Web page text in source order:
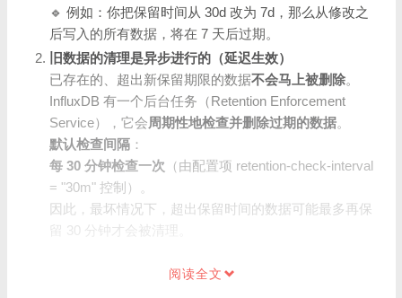
🔹 例如：你把保留时间从 30d 改为 7d，那么从修改之
后写入的所有数据，将在 7 天后过期。
旧数据的清理是异步进行的（延迟生效）
已存在的、超出新保留期限的数据不会马上被删除。
InfluxDB 有一个后台任务（Retention Enforcement
Service），它会周期性地检查并删除过期的数据。
默认检查间隔 ：
每 30 分钟检查一次 （由配置项 retention-check-interval
= "30m" 控制）。
因此，最坏情况下，超出保留时间的数据可能最多再保
留 30 分钟才会被清理。
阅读全文